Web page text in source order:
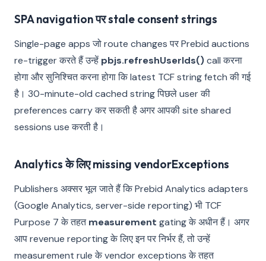
SPA navigation पर stale consent strings
Single-page apps जो route changes पर Prebid auctions
re-trigger करते हैं उन्हें pbjs.refreshUserIds()call करना
होगा और सुनिश्चित करना होगा कि latest TCF string fetch की गई
है। 30-minute-old cached string पिछले user की
preferences carry कर सकती है अगर आपकी site shared
sessions use करती है।
Analytics के लिए missing vendorExceptions
Publishers अक्सर भूल जाते हैं कि Prebid Analytics adapters
(Google Analytics, server-side reporting) भी TCF
Purpose 7 के तहतmeasurement gating के अधीन हैं। अगर
आप revenue reporting के लिए इन पर निर्भर हैं, तो उन्हें
measurement rule के vendor exceptions के तहत